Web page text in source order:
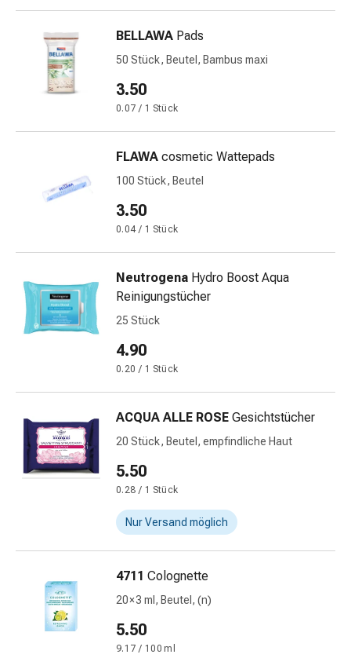
Unreine
Haut
Hautausschlag
Akne
Naturmittel
Bachblütentherapie
Pflanzenknospen
Homöopathie
Phytotherapie
Spagyrika
Anthroposophika
Niere,
Prostata
Nieren-
Schmerzen
Kopfschmerzen
&
Migräne
Gelenkschmerzen
Schmerzmittel
BELLAWA Pads
50 Stück, Beutel, Bambus maxi
3.50
0.07 / 1 Stück
FLAWA cosmetic Wattepads
100 Stück, Beutel
3.50
0.04 / 1 Stück
Neutrogena Hydro Boost Aqua
Reinigungstücher
25 Stück
4.90
0.20 / 1 Stück
ACQUA ALLE ROSE Gesichtstücher
20 Stück, Beutel, empfindliche Haut
5.50
0.28 / 1 Stück
Nur Versand möglich
4711 Colognette
20 × 3 ml, Beutel, (n)
5.50
9.17 / 100 ml